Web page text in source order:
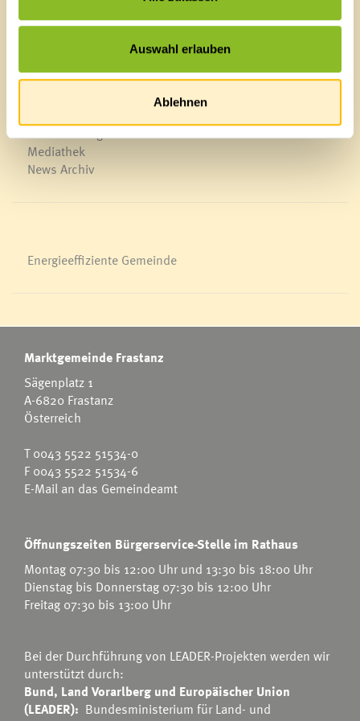
Auswahl erlauben
Ablehnen
Blackout
Veranstaltungskalender
Mediathek
News Archiv
Energieeffiziente Gemeinde
Marktgemeinde Frastanz
Sägenplatz 1
A-6820 Frastanz
Österreich
T0043 5522 51534-0
F 0043 5522 51534-6
E-Mail an das Gemeindeamt
Öffnungszeiten Bürgerservice-Stelle im Rathaus
Montag 07:30 bis 12:00 Uhr und 13:30 bis 18:00 Uhr
Dienstag bis Donnerstag 07:30 bis 12:00 Uhr
Freitag 07:30 bis 13:00 Uhr
Bei der Durchführung von LEADER-Projekten werden wir
unterstützt durch:
Bund, Land Vorarlberg und Europäischer Union
(LEADER): Bundesministerium für Land- und